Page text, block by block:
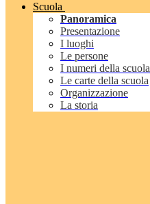
Scuola
Panoramica
Presentazione
I luoghi
Le persone
I numeri della scuola
Le carte della scuola
Organizzazione
La storia